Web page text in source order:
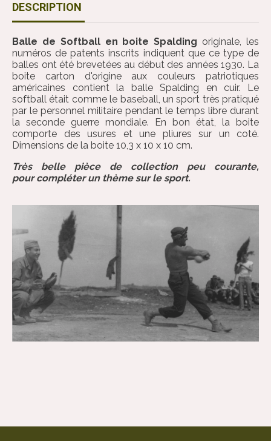
DESCRIPTION
Balle de Softball en boite Spalding originale, les
numéros de patents inscrits indiquent que ce type de
balles ont été brevetées au début des années 1930. La
boite carton d'origine aux couleurs patriotiques
américaines contient la balle Spalding en cuir. Le
softball était comme le baseball, un sport très pratiqué
par le personnel militaire pendant le temps libre durant
la seconde guerre mondiale. En bon état, la boite
comporte des usures et une pliures sur un coté.
Dimensions de la boite 10,3 x 10 x 10 cm.
Très belle pièce de collection peu courante,
pour compléter un thème sur le sport.